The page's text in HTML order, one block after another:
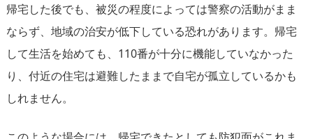
帰宅した後でも、被災の程度によっては警察の活動がまま
ならず、地域の治安が低下している恐れがあります。帰宅
して生活を始めても、110番が十分に機能していなかった
り、付近の住宅は避難したままで自宅が孤立しているかも
しれません。